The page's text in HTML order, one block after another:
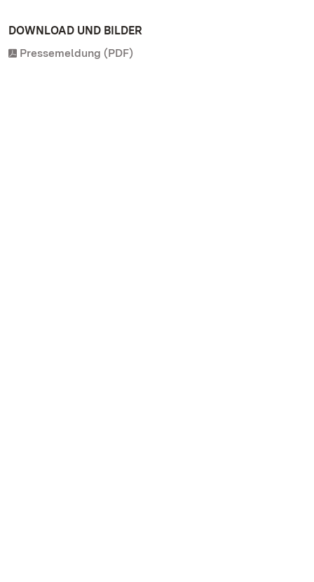
DOWNLOAD UND BILDER
Pressemeldung (PDF)